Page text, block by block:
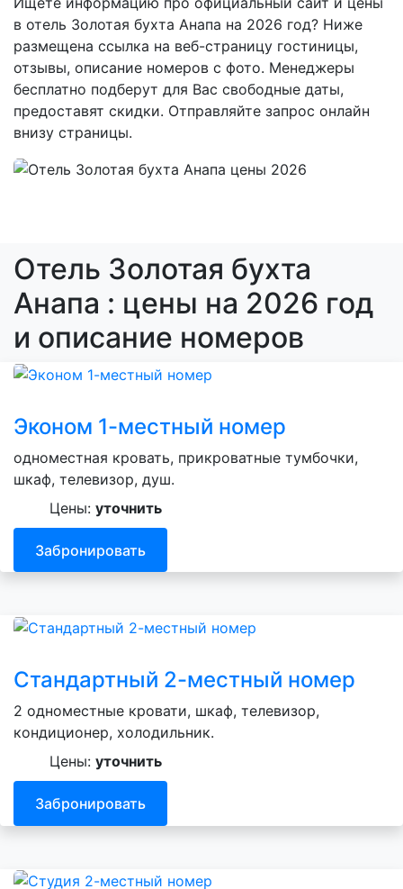
в отель Золотая бухта Анапа на 2026 год? Ниже
размещена ссылка на веб-страницу гостиницы,
отзывы, описание номеров с фото. Менеджеры
бесплатно подберут для Вас свободные даты,
предоставят скидки. Отправляйте запрос онлайн
внизу страницы.
Отель Золотая бухта
Анапа : цены на 2026 год
и описание номеров
Эконом 1-местный номер
одноместная кровать, прикроватные тумбочки,
шкаф, телевизор, душ.
Цены: уточнить
Забронировать
Стандартный 2-местный номер
2 одноместные кровати, шкаф, телевизор,
кондиционер, холодильник.
Цены: уточнить
Забронировать